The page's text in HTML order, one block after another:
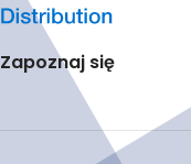
Zapoznaj się